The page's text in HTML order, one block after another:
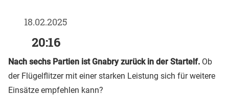
18.02.2025
20:16
Nach sechs Partien ist Gnabry zurück in der Startelf. Ob
der Flügelflitzer mit einer starken Leistung sich für weitere
Einsätze empfehlen kann?